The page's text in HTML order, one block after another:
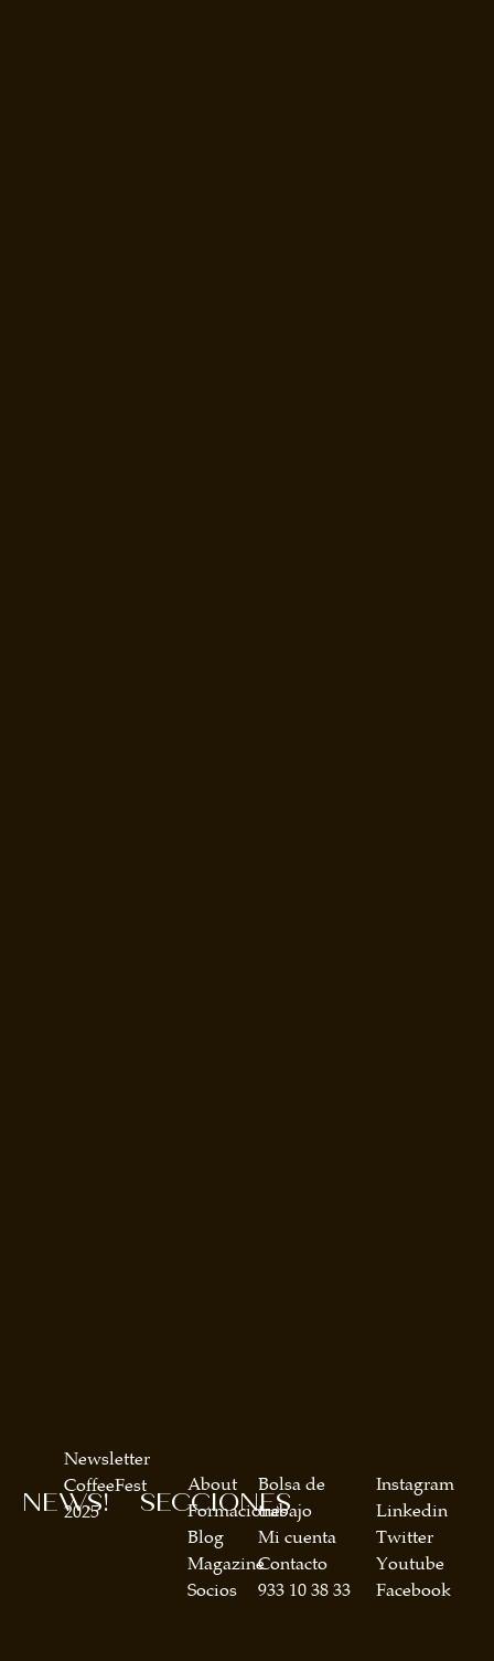
SECCIONES
About
Formaciones
Blog
Magazine
Socios
Bolsa de
trabajo
Mi cuenta
Contacto
933 10 38 33
NEWS!
Newsletter
CoffeeFest
2025
Instagram
Linkedin
Twitter
Youtube
Facebook